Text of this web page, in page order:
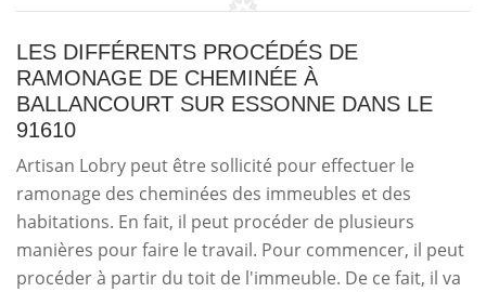
LES DIFFÉRENTS PROCÉDÉS DE
RAMONAGE DE CHEMINÉE À
BALLANCOURT SUR ESSONNE DANS LE
91610
Artisan Lobry peut être sollicité pour effectuer le
ramonage des cheminées des immeubles et des
habitations. En fait, il peut procéder de plusieurs
manières pour faire le travail. Pour commencer, il peut
procéder à partir du toit de l'immeuble. De ce fait, il va